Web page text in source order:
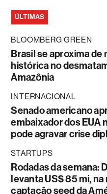
ÚLTIMAS
BLOOMBERG GREEN
Brasil se aproxima de
histórica no
Amazônia
INTERNACIONAL
Senado americano
embaixador dos EUA
pode agravar crise
STARTUPS
Rodadas da semana:
levanta US$ 85 mi, na
captação seed da